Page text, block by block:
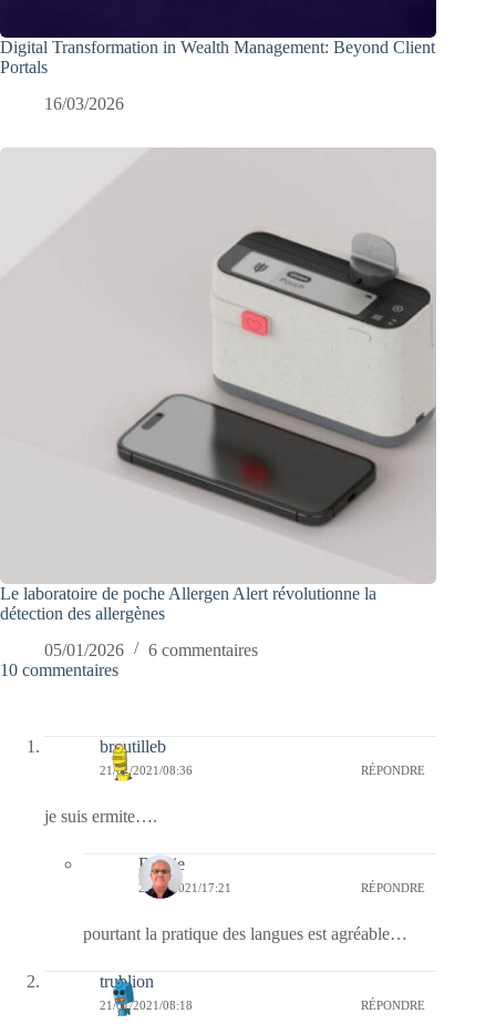
Digital Transformation in Wealth Management: Beyond Client
Portals
16/03/2026
Le laboratoire de poche Allergen Alert révolutionne la
détection des allergènes
05/01/2026
6 commentaires
10 commentaires
broutilleb
21/01/2021/08:36 RÉPONDRE
je suis ermite….
Bernie
21/01/2021/17:21 RÉPONDRE
pourtant la pratique des langues est agréable…
trublion
21/01/2021/08:18 RÉPONDRE